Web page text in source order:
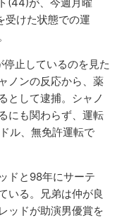
受けた状態での運
止しているのを見た
ノンの反応から、薬
として逮捕。シャノ
にも関わらず、運転
ル、無免許運転で
ドと98年にサーテ
いる。兄弟は仲が良
ッドが助演男優賞を